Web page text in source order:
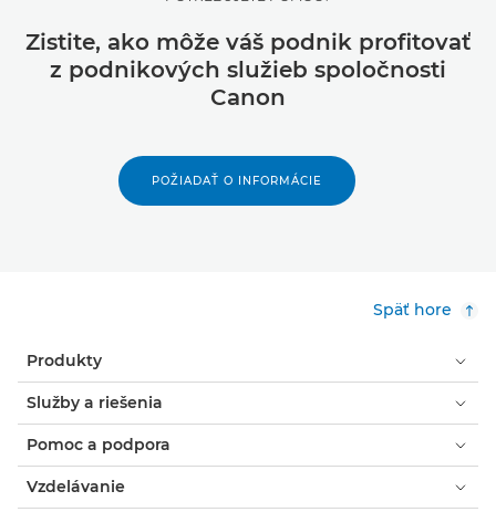
Zistite, ako môže váš podnik profitovať
z podnikových služieb spoločnosti
Canon
POŽIADAŤ O INFORMÁCIE
Späť hore
Produkty
Služby a riešenia
Pomoc a podpora
Vzdelávanie